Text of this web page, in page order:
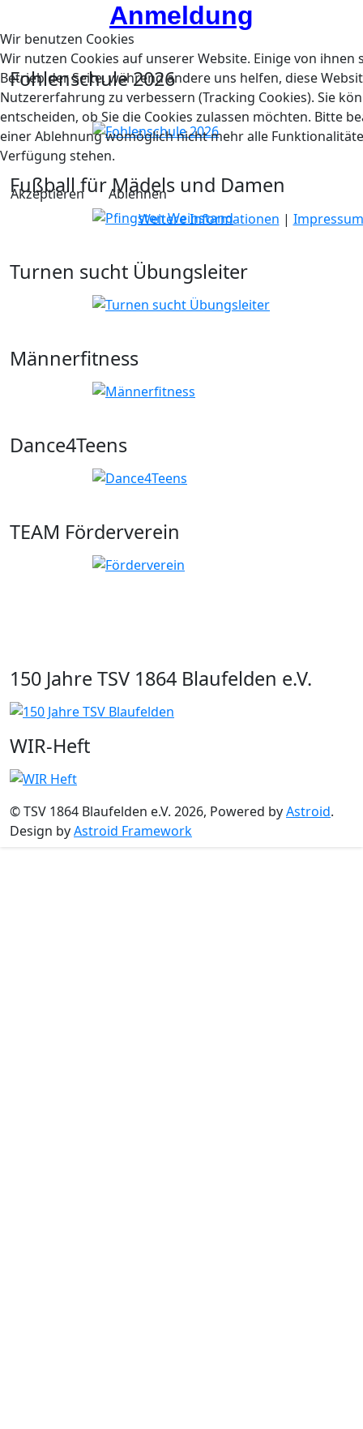
Anmeldung
Fohlenschule 2026
Fußball für Mädels und Damen
Turnen sucht Übungsleiter
Männerfitness
Dance4Teens
TEAM Förderverein
150 Jahre TSV 1864 Blaufelden e.V.
WIR-Heft
© TSV 1864 Blaufelden e.V. 2026, Powered byAstroid.
Design byAstroid Framework
Wir benutzen Cookies
Wir nutzen Cookies auf unserer Website. Einige von ihnen
Betrieb der Seite, während andere uns helfen, diese
Nutzererfahrung zu verbessern (Tracking Cookies). Sie
entscheiden, ob Sie die Cookies zulassen möchten. Bitte
einer Ablehnung womöglich nicht mehr alle
Verfügung stehen.
Akzeptieren
Ablehnen
Weitere Informationen | Impressum